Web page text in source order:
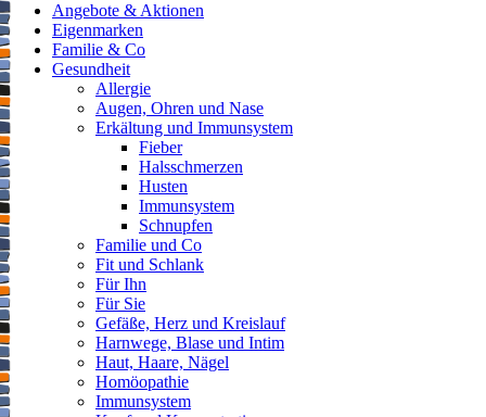
Angebote & Aktionen
Eigenmarken
Familie & Co
Gesundheit
Allergie
Augen, Ohren und Nase
Erkältung und Immunsystem
Fieber
Halsschmerzen
Husten
Immunsystem
Schnupfen
Familie und Co
Fit und Schlank
Für Ihn
Für Sie
Gefäße, Herz und Kreislauf
Harnwege, Blase und Intim
Haut, Haare, Nägel
Homöopathie
Immunsystem